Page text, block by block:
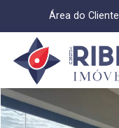
Área do Cliente